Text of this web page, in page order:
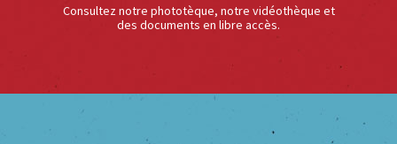
Consultez notre phototèque, notre vidéothèque et
des documents en libre accès.